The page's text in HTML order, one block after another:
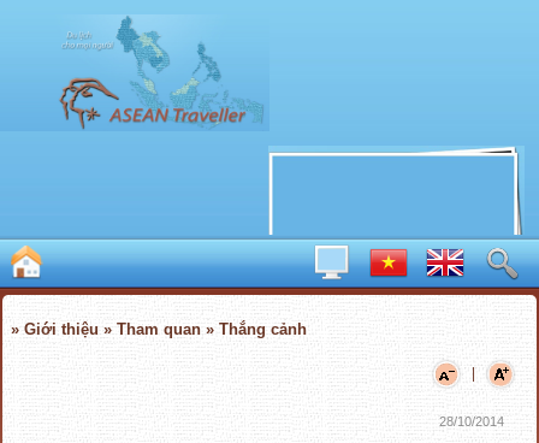
» Giới thiệu » Tham quan » Thắng cảnh
|
28/10/2014